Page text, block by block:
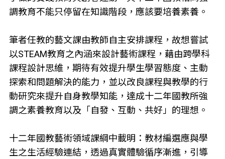
調教育不能只停留在知識階段，應該要培養素養。
筆者任教的藝文課由教師自主安排課程，故想嘗試
以STEAM教育之內涵來設計藝術課程，藉由跨學科
課程設計思維，期待有效提升學生學習態度、主動
探索和問題解決的能力，並以改良課程與教學的行
動研究來提升自身教學知能，達成十二年國教所強
調之素養教育以及「自發、互動、共好」的理想。
十二年國教藝術領域課綱中載明：教材編選應與學
生之生活經驗連結，透過真實體驗循序漸進，引導